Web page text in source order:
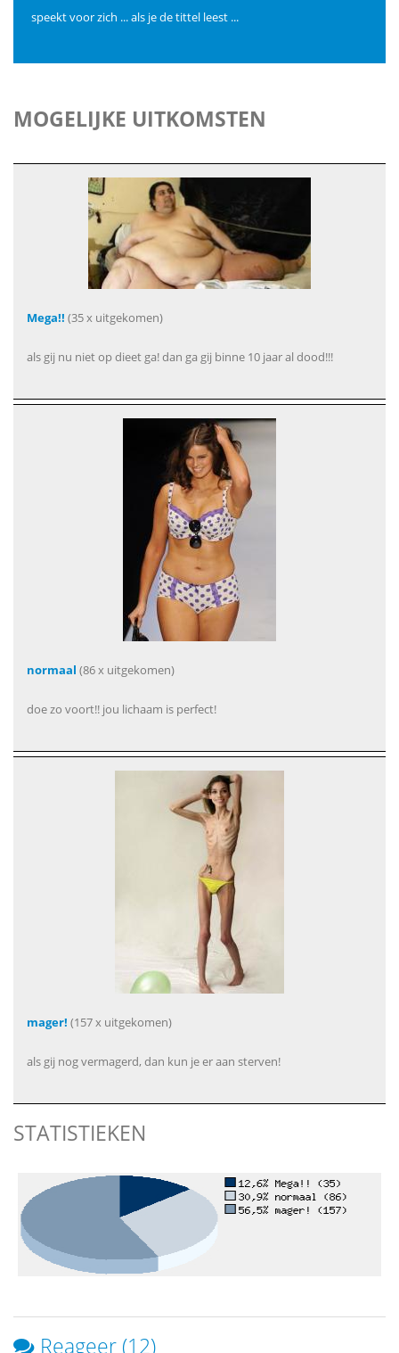
speekt voor zich ... als je de tittel leest ...
MOGELIJKE UITKOMSTEN
Mega!! (35 x uitgekomen)
als gij nu niet op dieet ga! dan ga gij binne 10 jaar al dood!!!
normaal (86 x uitgekomen)
doe zo voort!! jou lichaam is perfect!
mager! (157 x uitgekomen)
als gij nog vermagerd, dan kun je er aan sterven!
STATISTIEKEN
Reageer (12)